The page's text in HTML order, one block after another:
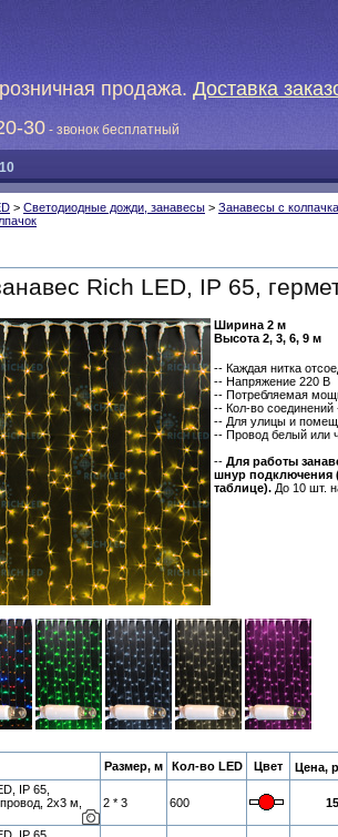
продажа. Доставка
30 - звонок бесплатный
> Светодиодные дожди, занавесы > Занавесы с
Rich LED, IP 65,
Ширина 2 м
Высота 2, 3, 6, 9 м
-- Каждая нитка
-- Напряжение 220 В
-- Потребляемая
-- Кол-во
-- Для улицы и
-- Провод белый или
-- Для работы
шнур подключения
таблице). До 10 шт.
Размер, м Кол-во LED Цвет Цена,
IP 65,
2х3 м,
2 * 3 600